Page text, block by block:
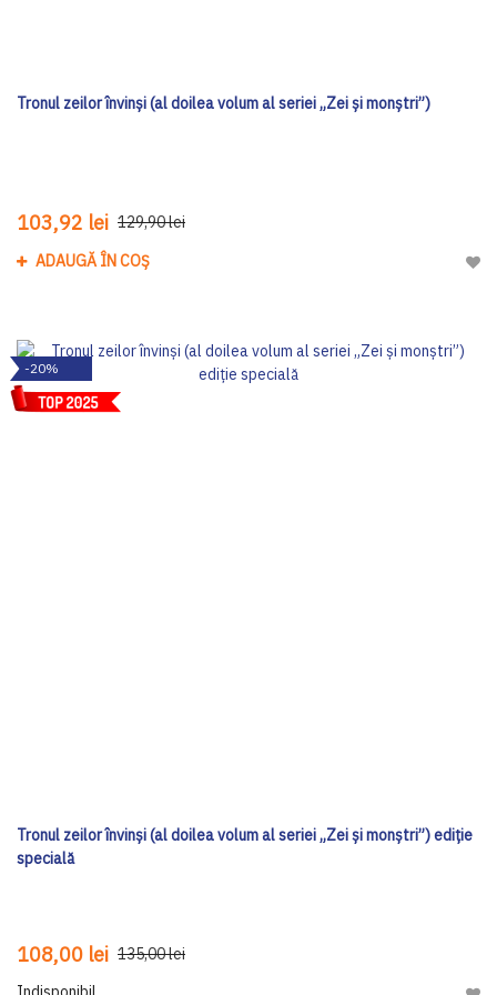
Tronul zeilor învinși (al doilea volum al seriei „Zei și monștri”)
103,92 lei 129,90 lei
ADAUGĂ ÎN COȘ
-20%
Tronul zeilor învinși (al doilea volum al seriei „Zei și monștri”) ediţie
specială
108,00 lei 135,00 lei